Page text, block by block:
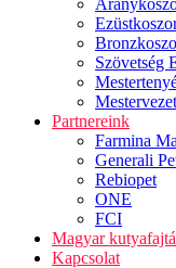
Szövetség
Partnereink
Farmina
Generali
Rebiopet
ONE
FCI
Magyar
Kapcsolat